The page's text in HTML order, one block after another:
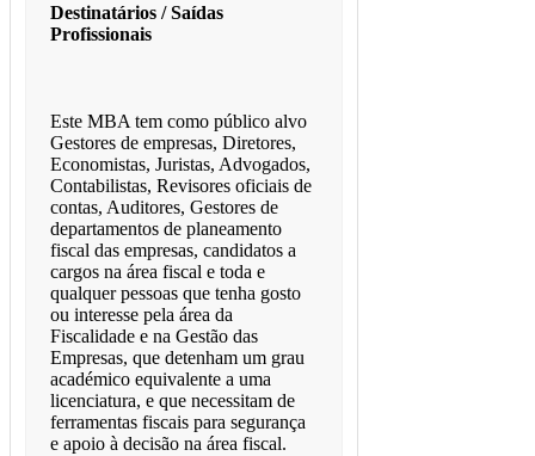
Destinatários / Saídas
Profissionais
Este MBA tem como público alvo
Gestores de empresas, Diretores,
Economistas, Juristas, Advogados,
Contabilistas, Revisores oficiais de
contas, Auditores, Gestores de
departamentos de planeamento
fiscal das empresas, candidatos a
cargos na área fiscal e toda e
qualquer pessoas que tenha gosto
ou interesse pela área da
Fiscalidade e na Gestão das
Empresas, que detenham um grau
académico equivalente a uma
licenciatura, e que necessitam de
ferramentas fiscais para segurança
e apoio à decisão na área fiscal.